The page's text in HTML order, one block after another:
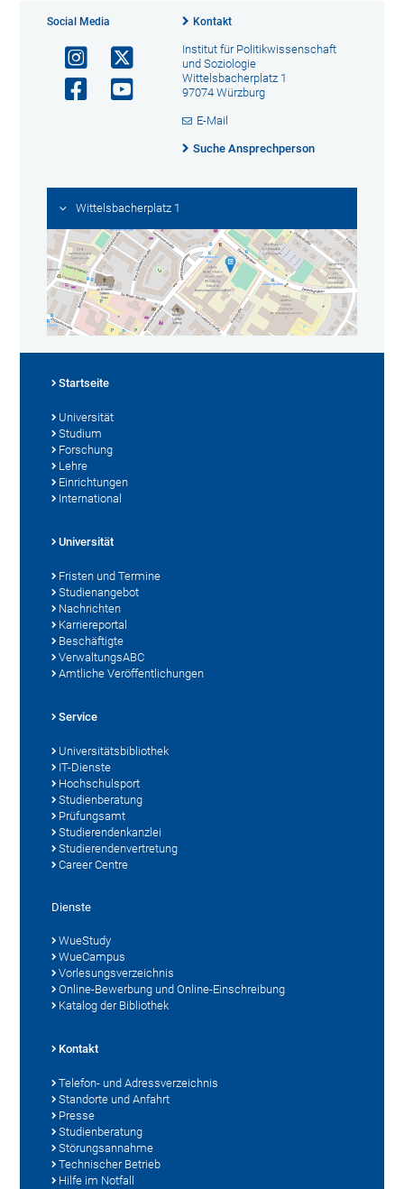
Social Media Kontakt
Institut für Politikwissenschaft
und Soziologie
Wittelsbacherplatz 1
97074 Würzburg
E-Mail
Suche Ansprechperson
Wittelsbacherplatz 1
Startseite
Universität
Studium
Forschung
Lehre
Einrichtungen
International
Universität
Fristen und Termine
Studienangebot
Nachrichten
Karriereportal
Beschäftigte
VerwaltungsABC
Amtliche Veröffentlichungen
Service
Universitätsbibliothek
IT-Dienste
Hochschulsport
Studienberatung
Prüfungsamt
Studierendenkanzlei
Studierendenvertretung
Career Centre
Dienste
WueStudy
WueCampus
Vorlesungsverzeichnis
Online-Bewerbung und Online-Einschreibung
Katalog der Bibliothek
Kontakt
Telefon- und Adressverzeichnis
Standorte und Anfahrt
Presse
Studienberatung
Störungsannahme
Technischer Betrieb
Hilfe im Notfall